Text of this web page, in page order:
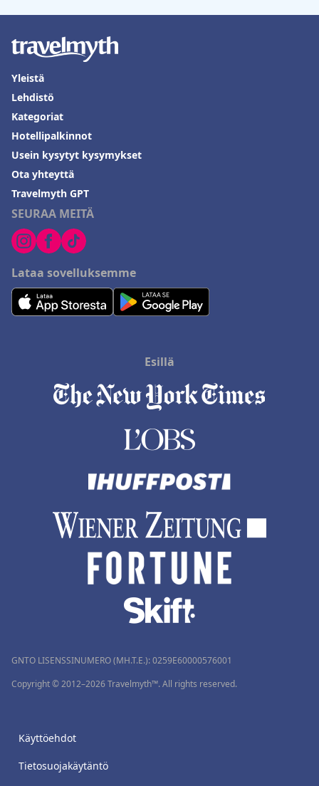
SEURAA MEITÄ
Lataa sovelluksemme
Yleistä
Lehdistö
Kategoriat
Hotellipalkinnot
Usein kysytyt kysymykset
Ota yhteyttä
Travelmyth GPT
Esillä
GNTO LISENSSINUMERO (MH.T.E.): 0259Ε60000576001
Copyright © 2012–2026 Travelmyth™. All rights reserved.
Käyttöehdot
Tietosuojakäytäntö